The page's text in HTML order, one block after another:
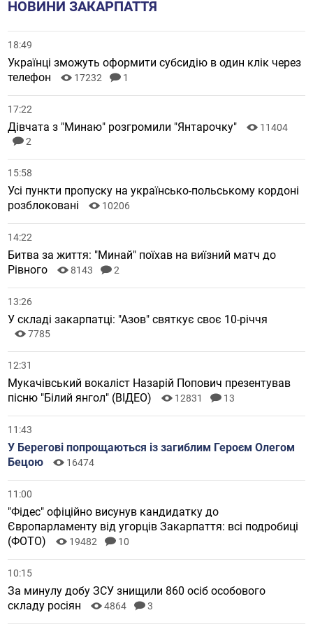
НОВИНИ ЗАКАРПАТТЯ
18:49
Українці зможуть оформити субсидію в один клік через
телефон
17232 1
17:22
Дівчата з "Минаю" розгромили "Янтарочку"
11404
2
15:58
Усі пункти пропуску на українсько-польському кордоні
розблоковані
10206
14:22
Битва за життя: "Минай" поїхав на виїзний матч до
Рівного
8143 2
13:26
У складі закарпатці: "Азов" святкує своє 10-річчя
7785
12:31
Мукачівський вокаліст Назарій Попович презентував
пісню "Білий янгол" (ВІДЕО)
12831 13
11:43
У Берегові попрощаються із загиблим Героєм Олегом
Бецою
16474
11:00
"Фідес" офіційно висунув кандидатку до
Європарламенту від угорців Закарпаття: всі подробиці
(ФОТО)
19482 10
10:15
За минулу добу ЗСУ знищили 860 осіб особового
складу росіян
4864 3